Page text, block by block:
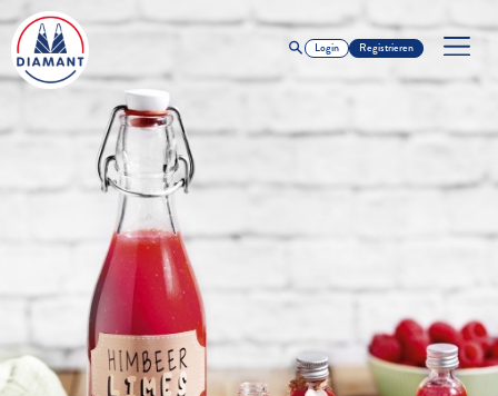
Login Registrieren